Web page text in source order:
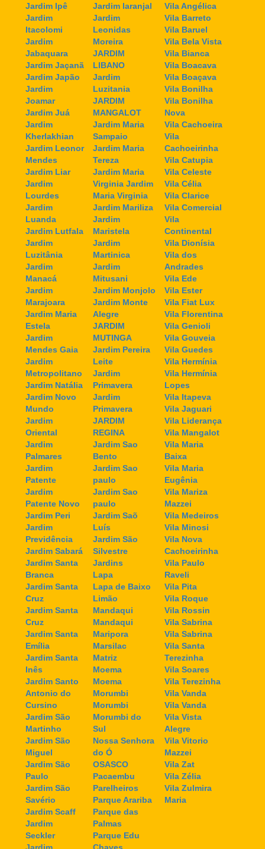
Jardim Ipê
Jardim
Itacolomi
Jardim
Jabaquara
Jardim Jaçanã
Jardim Japão
Jardim
Joamar
Jardim Juá
Jardim
Kherlakhian
Jardim Leonor
Mendes
Jardim Liar
Jardim
Lourdes
Jardim
Luanda
Jardim Lutfala
Jardim
Luzitânia
Jardim
Manacá
Jardim
Marajoara
Jardim Maria
Estela
Jardim
Mendes Gaia
Jardim
Metropolitano
Jardim Natália
Jardim Novo
Mundo
Jardim
Oriental
Jardim
Palmares
Jardim
Patente
Jardim
Patente Novo
Jardim Peri
Jardim
Previdência
Jardim Sabará
Jardim Santa
Branca
Jardim Santa
Cruz
Jardim Santa
Cruz
Jardim Santa
Emília
Jardim Santa
Inês
Jardim Santo
Antonio do
Cursino
Jardim São
Martinho
Jardim São
Miguel
Jardim São
Paulo
Jardim São
Savério
Jardim Scaff
Jardim
Seckler
Jardim
Jardim laranjal
Jardim
Leonidas
Moreira
JARDIM
LIBANO
Jardim
Luzitania
JARDIM
MANGALOT
Jardim Maria
Sampaio
Jardim Maria
Tereza
Jardim Maria
Virginia Jardim
Maria Virginia
Jardim Mariliza
Jardim
Maristela
Jardim
Martinica
Jardim
Mitusani
Jardim Monjolo
Jardim Monte
Alegre
JARDIM
MUTINGA
Jardim Pereira
Leite
Jardim
Primavera
Jardim
Primavera
JARDIM
REGINA
Jardim Sao
Bento
Jardim Sao
paulo
Jardim Sao
paulo
Jardim Saõ
Luís
Jardim São
Silvestre
Jardins
Lapa
Lapa de Baixo
Limão
Mandaqui
Mandaqui
Maripora
Marsilac
Matriz
Moema
Moema
Morumbi
Morumbi
Morumbi do
Sul
Nossa Senhora
do Ó
OSASCO
Pacaembu
Parelheiros
Parque Arariba
Parque das
Palmas
Parque Edu
Chaves
Vila Angélica
Vila Barreto
Vila Baruel
Vila Bela Vista
Vila Bianca
Vila Boacava
Vila Boaçava
Vila Bonilha
Vila Bonilha
Nova
Vila Cachoeira
Vila
Cachoeirinha
Vila Catupia
Vila Celeste
Vila Célia
Vila Clarice
Vila Comercial
Vila
Continental
Vila Dionísia
Vila dos
Andrades
Vila Ede
Vila Ester
Vila Fiat Lux
Vila Florentina
Vila Genioli
Vila Gouveia
Vila Guedes
Vila Hermínia
Vila Hermínia
Lopes
Vila Itapeva
Vila Jaguari
Vila Liderança
Vila Mangalot
Vila Maria
Baixa
Vila Maria
Eugênia
Vila Mariza
Mazzei
Vila Medeiros
Vila Minosi
Vila Nova
Cachoeirinha
Vila Paulo
Raveli
Vila Pita
Vila Roque
Vila Rossin
Vila Sabrina
Vila Sabrina
Vila Santa
Terezinha
Vila Soares
Vila Terezinha
Vila Vanda
Vila Vanda
Vila Vista
Alegre
Vila Vitorio
Mazzei
Vila Zat
Vila Zélia
Vila Zulmira
Maria